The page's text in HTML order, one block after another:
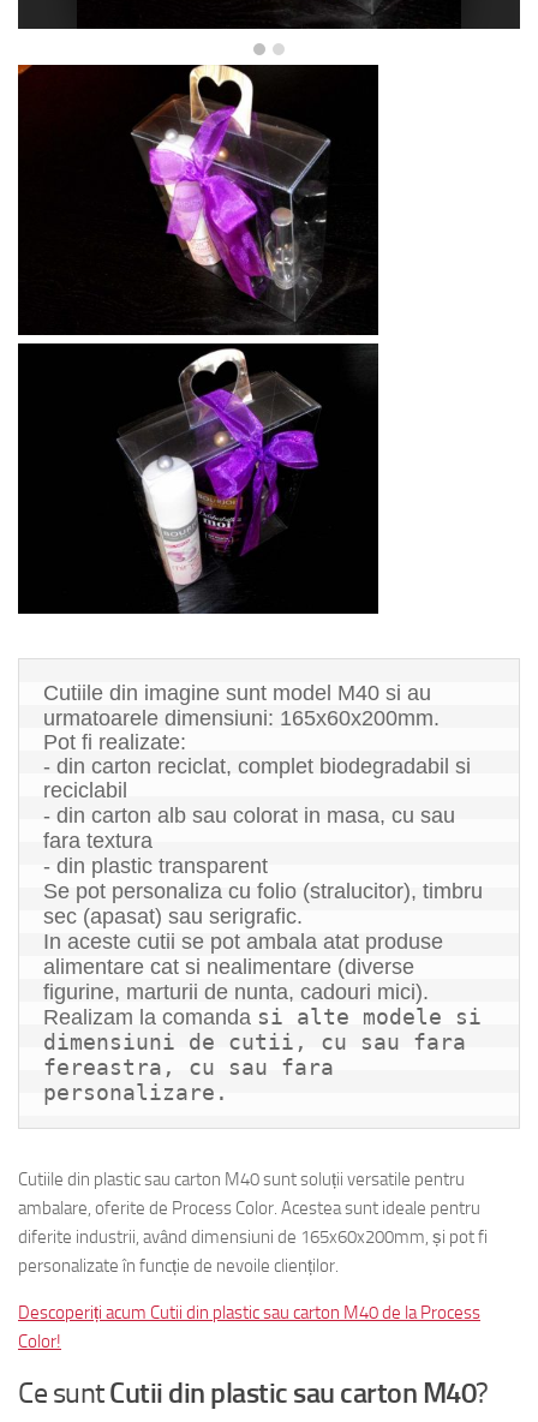
Cutiile din imagine sunt model M40 si au
urmatoarele dimensiuni: 165x60x200mm.
Pot fi realizate:
- din carton reciclat, complet biodegradabil si
reciclabil
- din carton alb sau colorat in masa, cu sau
fara textura
- din plastic transparent
Se pot personaliza cu folio (stralucitor), timbru
sec (apasat) sau serigrafic.
In aceste cutii se pot ambala atat produse
alimentare cat si nealimentare (diverse
figurine, marturii de nunta, cadouri mici).
Realizam la comanda si alte modele si
dimensiuni de cutii , cu sau fara
fereastra , cu sau fara
personalizare.
Cutiile din plastic sau carton M40 sunt soluții versatile pentru
ambalare, oferite de Process Color. Acestea sunt ideale pentru
diferite industrii, având dimensiuni de 165x60x200mm, și pot fi
personalizate în funcție de nevoile clienților.
Descoperiți acum Cutii din plastic sau carton M40 de la Process
Color!
Ce suntCutii din plastic sau carton M40?